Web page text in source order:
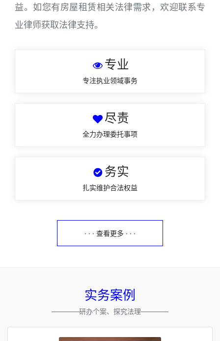
益。如您有房屋租赁相关法律需求，欢迎联系专
业律师获取法律支持。
专业
专注执业领域事务
尽责
全力办理委托事项
务实
扎实维护合法权益
· · · 查看更多 · · ·
实务案例
————研办个案、探究法理————